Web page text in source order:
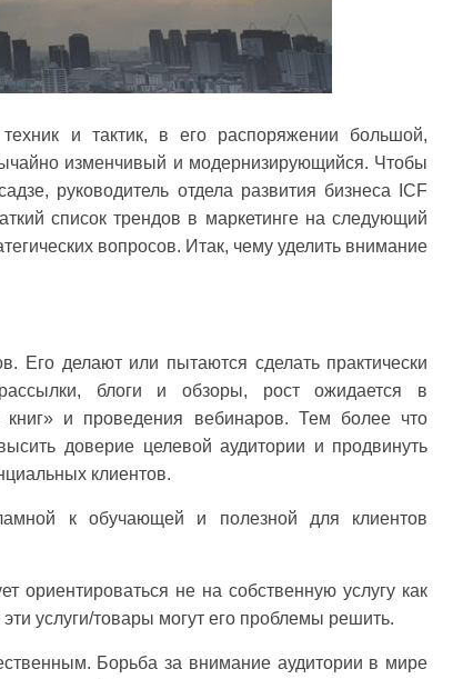
и тактик, в его распоряжении большой,
изменчивый и модернизирующийся. Чтобы
руководитель отдела развития бизнеса ICF
список трендов в маркетинге на следующий
вопросов. Итак, чему уделить внимание
Его делают или пытаются сделать практически
блоги и обзоры, рост ожидается в
и проведения вебинаров. Тем более что
доверие целевой аудитории и продвинуть
клиентов.
к обучающей и полезной для клиентов
ориентироваться не на собственную услугу как
услуги/товары могут его проблемы решить.
Борьба за внимание аудитории в мире